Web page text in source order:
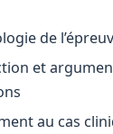
de
et
au cas